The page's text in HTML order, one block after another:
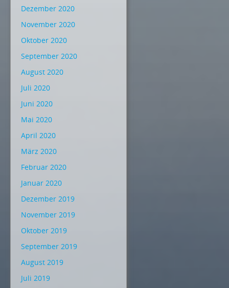
Dezember 2020
November 2020
Oktober 2020
September 2020
August 2020
Juli 2020
Juni 2020
Mai 2020
April 2020
März 2020
Februar 2020
Januar 2020
Dezember 2019
November 2019
Oktober 2019
September 2019
August 2019
Juli 2019